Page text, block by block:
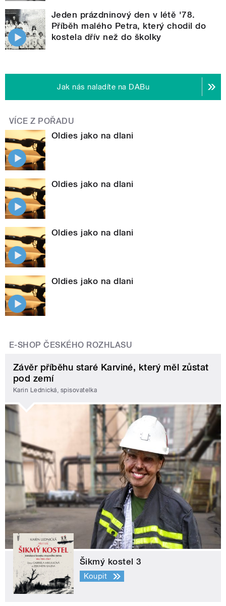
Jeden prázdninový den v létě '78.
Příběh malého Petra, který chodil do
kostela dřív než do školky
Jak nás naladíte na DABu
VÍCE Z POŘADU
Oldies jako na dlani
Oldies jako na dlani
Oldies jako na dlani
Oldies jako na dlani
E-SHOP ČESKÉHO ROZHLASU
Závěr příběhu staré Karviné, který měl zůstat
pod zemí
Karin Lednická, spisovatelka
Šikmý kostel 3
Koupit